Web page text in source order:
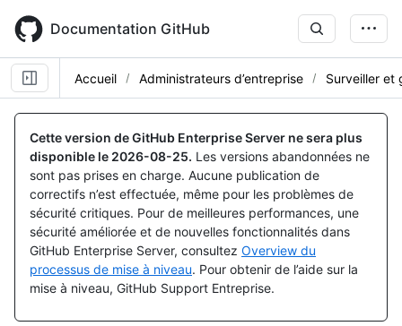
main
content
Documentation GitHub
Accueil Administrateurs d’entreprise Surveiller et
Cette version de GitHub Enterprise Server ne sera plus
disponible le 2026-08-25. Les versions abandonnées ne
sont pas prises en charge. Aucune publication de
correctifs n’est effectuée, même pour les problèmes de
sécurité critiques. Pour de meilleures performances, une
sécurité améliorée et de nouvelles fonctionnalités dans
GitHub Enterprise Server, consultez Overview du
processus de mise à niveau. Pour obtenir de l’aide sur la
mise à niveau, GitHub Support Entreprise.